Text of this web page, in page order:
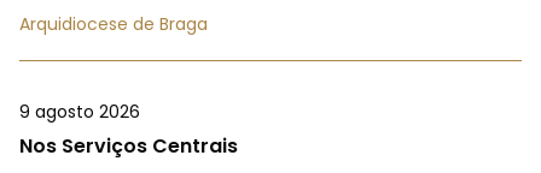
Arquidiocese de Braga
9 agosto 2026
Nos Serviços Centrais